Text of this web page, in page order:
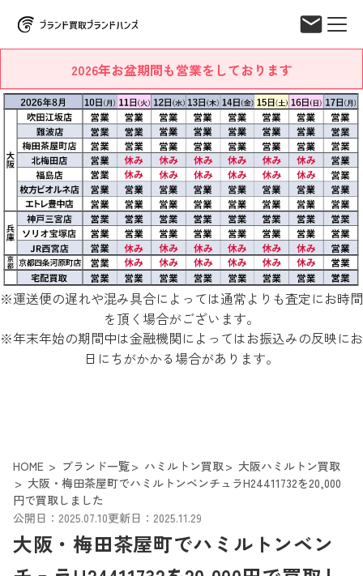
2026年お盆期間も営業をしております
※運送便の遅れや混み具合によっては通常よりも査定にお時間
を頂く場合がございます。
※年末年始の期間中は金融機関によってはお振込みの反映にお
日にちがかかる場合があります。
HOME ブランド一覧 ハミルトン買取
大阪ハミルトン買取
大阪・梅田茶屋町でハミルトンベンチュラH24411732を20,000
円で買取しました
公開日：2025.07.10更新日：2025.11.29
大阪・梅田茶屋町でハミルトンベン